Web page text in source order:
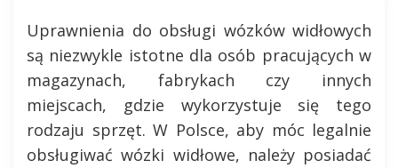
Uprawnienia do obsługi wózków widłowych
są niezwykle istotne dla osób pracujących w
magazynach, fabrykach czy innych
miejscach, gdzie wykorzystuje się tego
rodzaju sprzęt. W Polsce, aby móc legalnie
obsługiwać wózki widłowe, należy posiadać